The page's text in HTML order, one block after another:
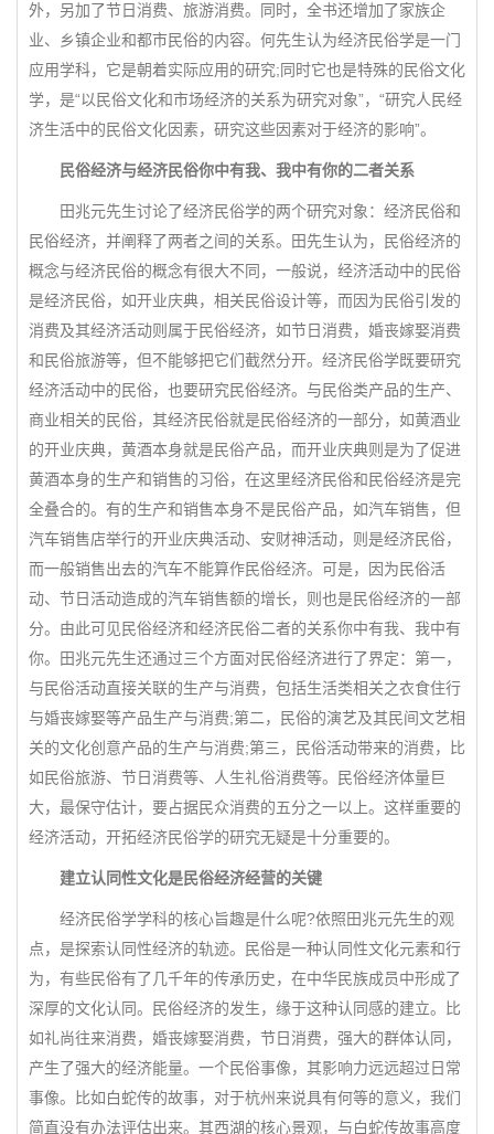
外，另加了节日消费、旅游消费。同时，全书还增加了家族企
业、乡镇企业和都市民俗的内容。何先生认为经济民俗学是一门
应用学科，它是朝着实际应用的研究;同时它也是特殊的民俗文化
学，是“以民俗文化和市场经济的关系为研究对象”，“研究人民经
济生活中的民俗文化因素，研究这些因素对于经济的影响”。
民俗经济与经济民俗你中有我、我中有你的二者关系
田兆元先生讨论了经济民俗学的两个研究对象：经济民俗和
民俗经济，并阐释了两者之间的关系。田先生认为，民俗经济的
概念与经济民俗的概念有很大不同，一般说，经济活动中的民俗
是经济民俗，如开业庆典，相关民俗设计等，而因为民俗引发的
消费及其经济活动则属于民俗经济，如节日消费，婚丧嫁娶消费
和民俗旅游等，但不能够把它们截然分开。经济民俗学既要研究
经济活动中的民俗，也要研究民俗经济。与民俗类产品的生产、
商业相关的民俗，其经济民俗就是民俗经济的一部分，如黄酒业
的开业庆典，黄酒本身就是民俗产品，而开业庆典则是为了促进
黄酒本身的生产和销售的习俗，在这里经济民俗和民俗经济是完
全叠合的。有的生产和销售本身不是民俗产品，如汽车销售，但
汽车销售店举行的开业庆典活动、安财神活动，则是经济民俗，
而一般销售出去的汽车不能算作民俗经济。可是，因为民俗活
动、节日活动造成的汽车销售额的增长，则也是民俗经济的一部
分。由此可见民俗经济和经济民俗二者的关系你中有我、我中有
你。田兆元先生还通过三个方面对民俗经济进行了界定：第一，
与民俗活动直接关联的生产与消费，包括生活类相关之衣食住行
与婚丧嫁娶等产品生产与消费;第二，民俗的演艺及其民间文艺相
关的文化创意产品的生产与消费;第三，民俗活动带来的消费，比
如民俗旅游、节日消费等、人生礼俗消费等。民俗经济体量巨
大，最保守估计，要占据民众消费的五分之一以上。这样重要的
经济活动，开拓经济民俗学的研究无疑是十分重要的。
建立认同性文化是民俗经济经营的关键
经济民俗学学科的核心旨趣是什么呢?依照田兆元先生的观
点，是探索认同性经济的轨迹。民俗是一种认同性文化元素和行
为，有些民俗有了几千年的传承历史，在中华民族成员中形成了
深厚的文化认同。民俗经济的发生，缘于这种认同感的建立。比
如礼尚往来消费，婚丧嫁娶消费，节日消费，强大的群体认同，
产生了强大的经济能量。一个民俗事像，其影响力远远超过日常
事像。比如白蛇传的故事，对于杭州来说具有何等的意义，我们
简直没有办法评估出来。其西湖的核心景观，与白蛇传故事高度